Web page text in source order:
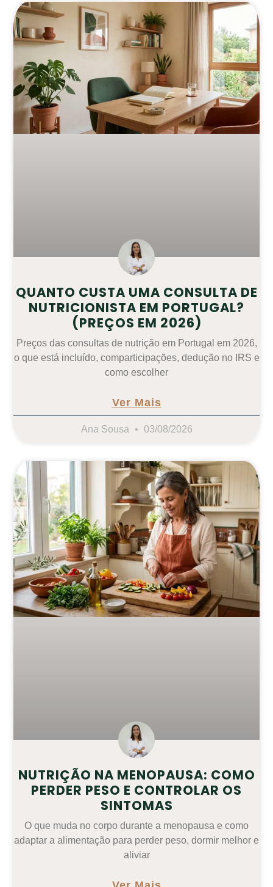
QUANTO CUSTA UMA CONSULTA DE
NUTRICIONISTA EM PORTUGAL?
(PREÇOS EM 2026)
Preços das consultas de nutrição em Portugal em 2026,
o que está incluído, comparticipações, dedução no IRS e
como escolher
Ver Mais
Ana Sousa 03/08/2026
NUTRIÇÃO NA MENOPAUSA: COMO
PERDER PESO E CONTROLAR OS
SINTOMAS
O que muda no corpo durante a menopausa e como
adaptar a alimentação para perder peso, dormir melhor e
aliviar